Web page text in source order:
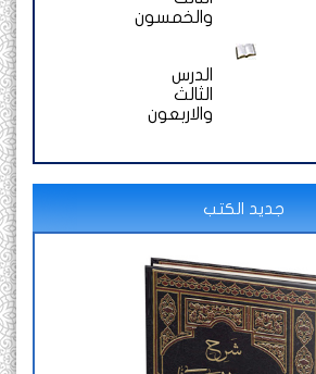
والخمسون
الدرس
والاربعون
جديد الكتب